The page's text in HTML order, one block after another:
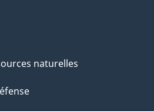
naturelles